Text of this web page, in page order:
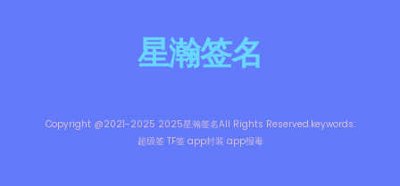
星瀚签名
Copyright @2021-2025 2025星瀚签名All Rights Reserved.keywords:
超级签 TF签 app封装 app报毒